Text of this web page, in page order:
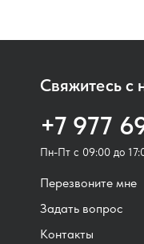
Свяжитесь с
+7 977
Пн-Пт с 09:00 до
Перезвоните мне
Задать вопрос
Контакты